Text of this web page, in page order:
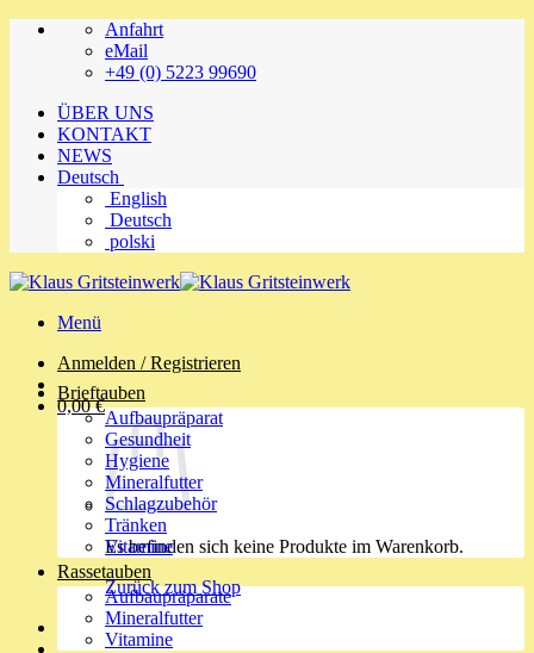
Zum
Anfahrt
eMail
+49 (0) 5223 99690
ÜBER UNS
KONTAKT
NEWS
Deutsch
English
Deutsch
polski
Menü
Anmelden / Registrieren
0,00€
Es befinden sich keine Produkte im Warenkorb.
Zurück zum Shop
Brieftauben
Aufbaupräparat
Gesundheit
Hygiene
Mineralfutter
Schlagzubehör
Tränken
Vitamine
Rassetauben
Aufbaupräparate
Mineralfutter
Vitamine